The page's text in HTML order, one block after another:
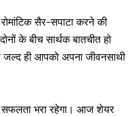
सैर-सपाटा करने की
के बीच सार्थक बातचीत हो
ही आपको अपना जीवनसाथी
भरा रहेगा। आज शेयर